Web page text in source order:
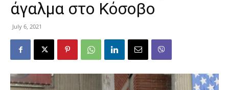
άγαλμα στο Κόσοβο
July 6, 2021